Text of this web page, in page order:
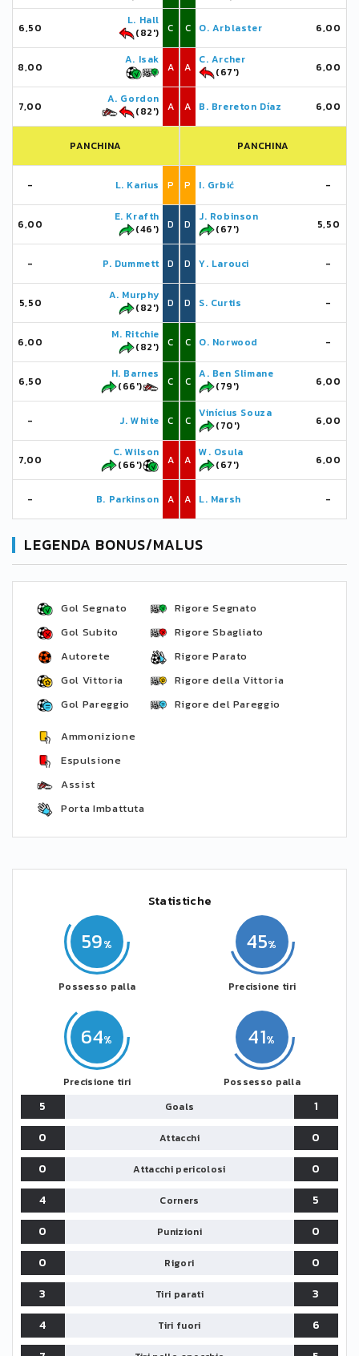
6,50
L. Hall
(82')
C
8,00
A. Isak
A
7,00
A. Gordon
(82')
A
PANCHINA
- L. Karius P
6,00
E. Krafth
(46')
D
- P. Dummett D
5,50
A. Murphy
(82')
D
6,00
M. Ritchie
(82')
C
6,50
H. Barnes
(66')
C
- J. White C
7,00
C. Wilson
(66')
A
- B. Parkinson A
C O. Arblaster 6,00
A
C. Archer
(67')
6,00
A B. Brereton Díaz 6,00
PANCHINA
P I. Grbić -
D
J. Robinson
(67')
5,50
D Y. Larouci -
D S. Curtis -
C O. Norwood -
C
A. Ben Slimane
(79')
6,00
C
Vinícius Souza
(70')
6,00
A
W. Osula
(67')
6,00
A L. Marsh -
LEGENDA BONUS/MALUS
Gol Segnato
Gol Subito
Autorete
Gol Vittoria
Gol Pareggio
Rigore Segnato
Rigore Sbagliato
Rigore Parato
Rigore della Vittoria
Rigore del Pareggio
Ammonizione
Espulsione
Assist
Porta Imbattuta
Statistiche
59
Possesso palla
64
Precisione tiri
41
Possesso palla
45
Precisione tiri
5 Goals
1
0
Attacchi
0
0
Attacchi pericolosi
0
4
Corners
5
0
Punizioni
0
0
Rigori
0
3
Tiri parati
3
4
Tiri fuori
6